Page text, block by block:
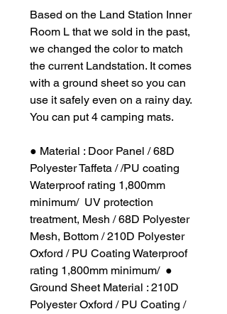
Based on the Land Station Inner
Room L that we sold in the past,
we changed the color to match
the current Landstation. It comes
with a ground sheet so you can
use it safely even on a rainy day.
You can put 4 camping mats.
● Material : Door Panel / 68D
Polyester Taffeta / /PU coating
Waterproof rating 1,800mm
minimum/ UV protection
treatment, Mesh / 68D Polyester
Mesh, Bottom / 210D Polyester
Oxford / PU Coating Waterproof
rating 1,800mm minimum/ ●
Ground Sheet Material : 210D
Polyester Oxford / PU Coating /